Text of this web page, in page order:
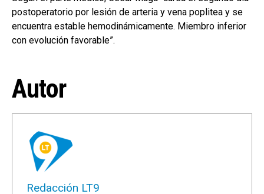
postoperatorio por lesión de arteria y vena poplitea y se
encuentra estable hemodinámicamente. Miembro inferior
con evolución favorable”.
Autor
Redacción LT9